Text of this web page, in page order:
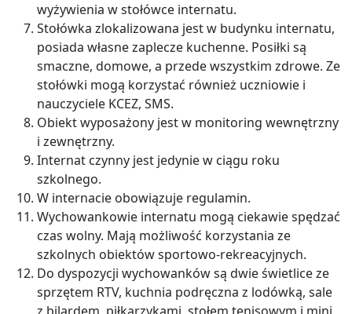
wyżywienia w stołówce internatu.
Stołówka zlokalizowana jest w budynku internatu,
posiada własne zaplecze kuchenne. Posiłki są
smaczne, domowe, a przede wszystkim zdrowe. Ze
stołówki mogą korzystać również uczniowie i
nauczyciele KCEZ, SMS.
Obiekt wyposażony jest w monitoring wewnętrzny
i zewnętrzny.
Internat czynny jest jedynie w ciągu roku
szkolnego.
W internacie obowiązuje regulamin.
Wychowankowie internatu mogą ciekawie spędzać
czas wolny. Mają możliwość korzystania ze
szkolnych obiektów sportowo-rekreacyjnych.
Do dyspozycji wychowanków są dwie świetlice ze
sprzętem RTV, kuchnia podręczna z lodówką, sale